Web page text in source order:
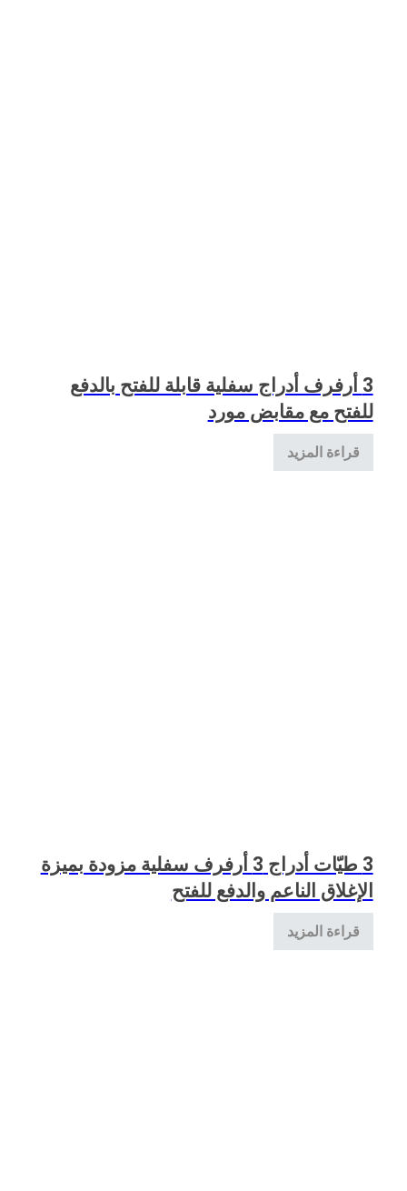
3 أرفرف أدراج سفلية قابلة للفتح بالدفع
للفتح مع مقابض مورد
قراءة المزيد
3 طيّات أدراج 3 أرفرف سفلية مزودة بميزة
الإغلاق الناعم والدفع للفتح
قراءة المزيد